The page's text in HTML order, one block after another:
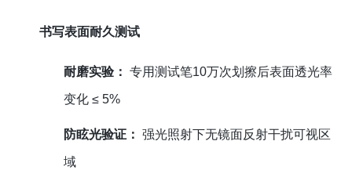
书写表面耐久测试
耐磨实验： 专用测试笔10万次划擦后表面透光率
变化 ≤ 5%
防眩光验证： 强光照射下无镜面反射干扰可视区
域